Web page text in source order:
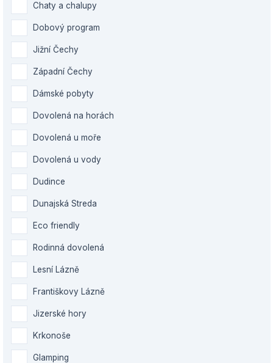
Chaty a chalupy
Dobový program
Jižní Čechy
Západní Čechy
Dámské pobyty
Dovolená na horách
Dovolená u moře
Dovolená u vody
Dudince
Dunajská Streda
Eco friendly
Rodinná dovolená
Lesní Lázně
Františkovy Lázně
Jizerské hory
Krkonoše
Glamping